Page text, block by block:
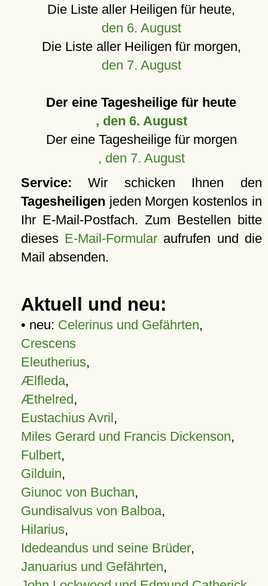
Die Liste aller Heiligen für heute,
den 6. August
Die Liste aller Heiligen für morgen,
den 7. August
Der eine Tagesheilige für heute
, den 6. August
Der eine Tagesheilige für morgen
, den 7. August
Service: Wir schicken Ihnen den
Tagesheiligen jeden Morgen kostenlos in
Ihr E-Mail-Postfach. Zum Bestellen bitte
dieses E-Mail-Formular aufrufen und die
Mail absenden.
Aktuell und neu:
• neu: Celerinus und Gefährten,
Crescens
Eleutherius,
Ælfleda,
Æthelred,
Eustachius Avril,
Miles Gerard und Francis Dickenson,
Fulbert,
Gilduin,
Giunoc von Buchan,
Gundisalvus von Balboa,
Hilarius,
Idedeandus und seine Brüder,
Januarius und Gefährten,